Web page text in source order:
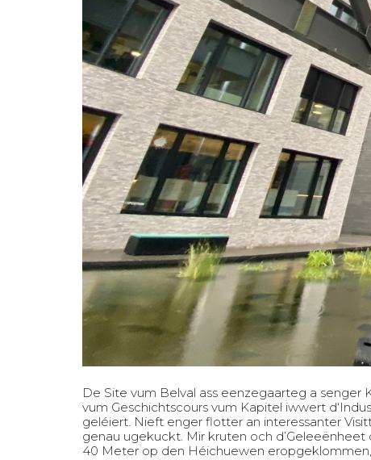
De Site vum Belval ass eenzegaarteg a
vum Geschichtscours vum Kapitel iwwert
geléiert. Nieft enger flotter an interessanter
genau ugekuckt. Mir kruten och
40 Meter op den Héichuewen